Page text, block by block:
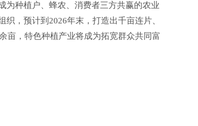
为种植户、蜂农、消费者三方共赢的农业
，预计到2026年末，打造出千亩连片、
亩，特色种植产业将成为拓宽群众共同富